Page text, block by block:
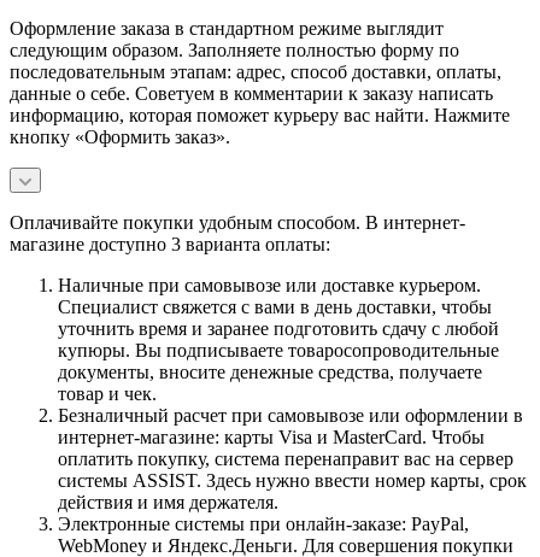
Оформление заказа в стандартном режиме выглядит
следующим образом. Заполняете полностью форму по
последовательным этапам: адрес, способ доставки, оплаты,
данные о себе. Советуем в комментарии к заказу написать
информацию, которая поможет курьеру вас найти. Нажмите
кнопку «Оформить заказ».
Оплачивайте покупки удобным способом. В интернет-
магазине доступно 3 варианта оплаты:
Наличные при самовывозе или доставке курьером.
Специалист свяжется с вами в день доставки, чтобы
уточнить время и заранее подготовить сдачу с любой
купюры. Вы подписываете товаросопроводительные
документы, вносите денежные средства, получаете
товар и чек.
Безналичный расчет при самовывозе или оформлении в
интернет-магазине: карты Visa и MasterCard. Чтобы
оплатить покупку, система перенаправит вас на сервер
системы ASSIST. Здесь нужно ввести номер карты, срок
действия и имя держателя.
Электронные системы при онлайн-заказе: PayPal,
WebMoney и Яндекс.Деньги. Для совершения покупки